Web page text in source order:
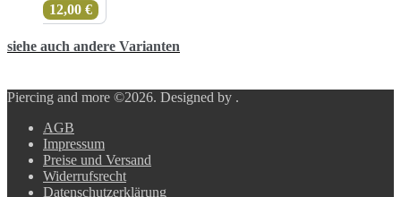
12,00 €
siehe auch andere Varianten
Piercing and more ©2026. Designed by .
AGB
Impressum
Preise und Versand
Widerrufsrecht
Datenschutzerklärung